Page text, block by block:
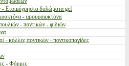
Ετοιμόχρηστα δολώματα gel
- αρουραιοκτόνα
- ποντικών - φιδιών
- κόλλες ποντικών - ποντικοπαγίδες
- Φόρμες